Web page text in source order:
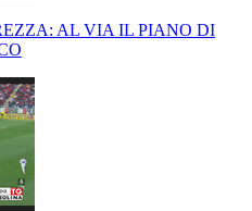
AL VIA IL PIANO DI